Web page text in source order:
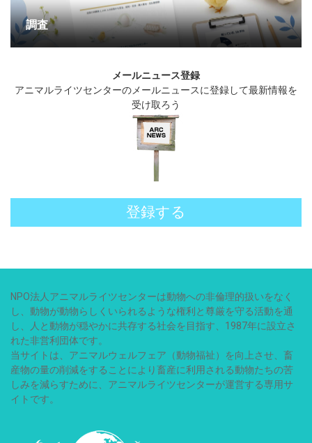
調査
メールニュース登録
アニマルライツセンターのメールニュースに登録して最新情報を
受け取ろう
登録する
NPO法人アニマルライツセンターは動物への非倫理的扱いをなく
し、動物が動物らしくいられるような権利と尊厳を守る活動を通
し、人と動物が穏やかに共存する社会を目指す、1987年に設立さ
れた非営利団体です。
当サイトは、アニマルウェルフェア（動物福祉）を向上させ、畜
産物の量の削減をすることにより畜産に利用される動物たちの苦
しみを減らすために、アニマルライツセンターが運営する専用サ
イトです。